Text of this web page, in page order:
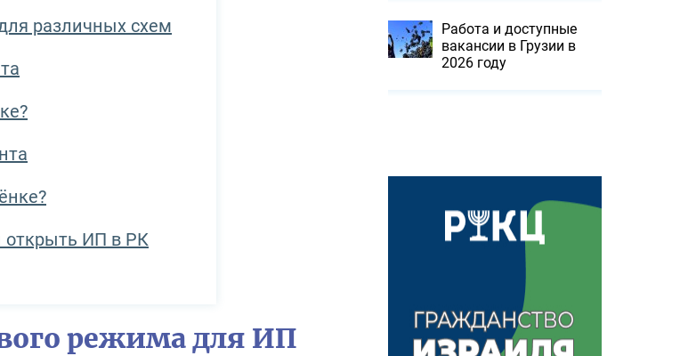
различных схем
открыть ИП в РК
режима для ИП
Работа и доступные
вакансии в Грузии в
2026 году